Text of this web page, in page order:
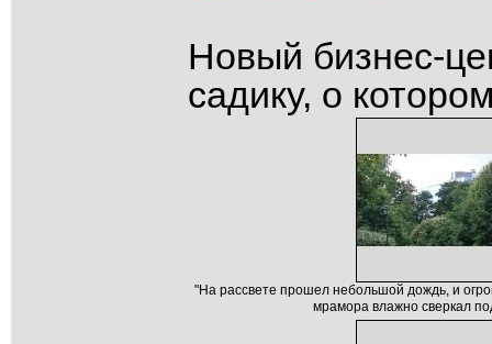
Новый бизнес-
садику, о
"На рассвете прошел небольшой дождь, и
мрамора влажно сверкал